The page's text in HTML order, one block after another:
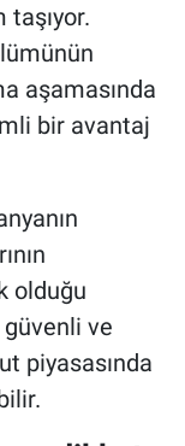
taşıyor.
aşamasında
bir avantaj
olduğu
ve
piyasasında